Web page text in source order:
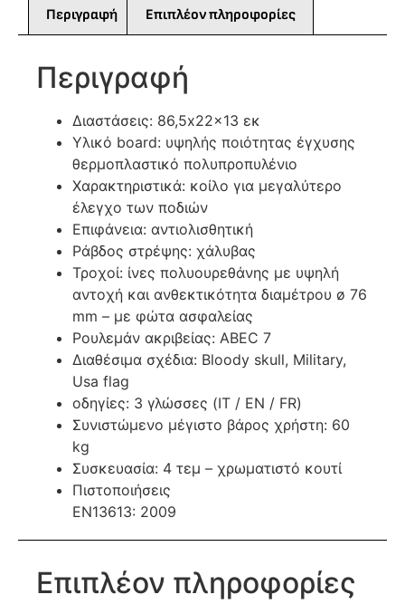
Περιγραφή Επιπλέον πληροφορίες
Περιγραφή
Διαστάσεις: 86,5x22x13 εκ
Υλικό board: υψηλής ποιότητας έγχυσης
θερμοπλαστικό πολυπροπυλένιο
Χαρακτηριστικά: κοίλο για μεγαλύτερο
έλεγχο των ποδιών
Επιφάνεια: αντιολισθητική
Ράβδος στρέψης: χάλυβας
Τροχοί: ίνες πολυουρεθάνης με υψηλή
αντοχή και ανθεκτικότητα διαμέτρου ø 76
mm – με φώτα ασφαλείας
Ρουλεμάν ακριβείας: ABEC 7
Διαθέσιμα σχέδια: Bloody skull, Military,
Usa flag
οδηγίες: 3 γλώσσες (IT / EN / FR)
Συνιστώμενο μέγιστο βάρος χρήστη: 60
kg
Συσκευασία: 4 τεμ – χρωματιστό κουτί
Πιστοποιήσεις
EN13613: 2009
Επιπλέον πληροφορίες